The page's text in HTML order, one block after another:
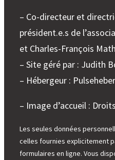
– Co-directeur et
président.e.s de
et Charles-François
– Site géré par : Judith
– Hébergeur :
– Image d’accueil :
Les seules données
celles fournies explicitement
formulaires en ligne. Vous